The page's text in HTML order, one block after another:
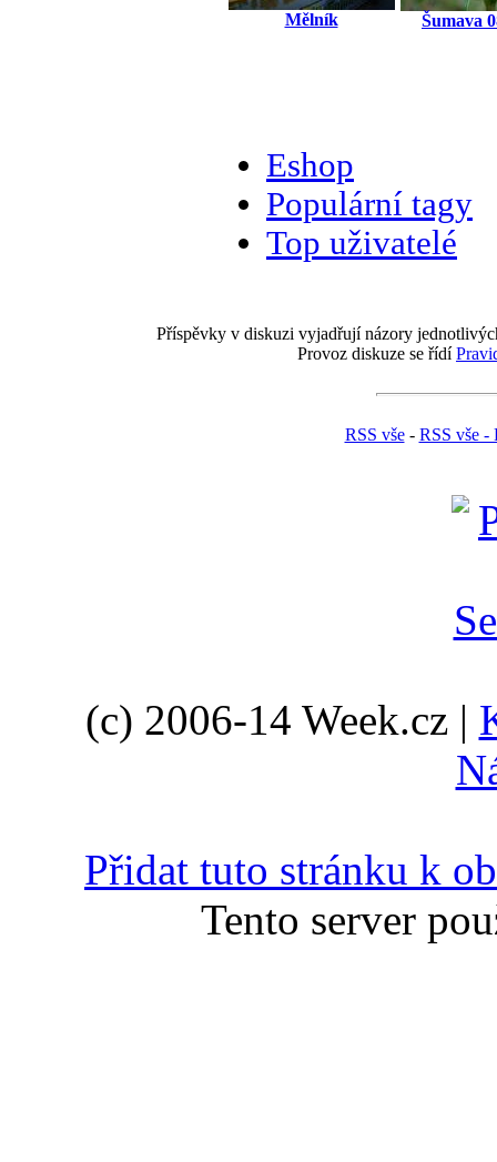
Mělník Šumava
Eshop
Populární tagy
Top uživatelé
Příspěvky v diskuzi vyjadřují názory
Provoz diskuze se řídí
RSS vše- RSS vše -
(c) 2006-14 Week.cz |
Přidat tuto stránku k
Tento server